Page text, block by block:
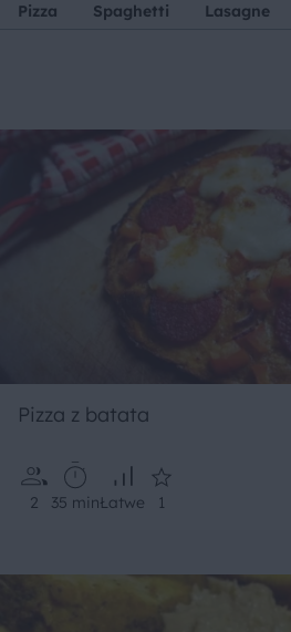
Pizza Spaghetti Lasagne
Pizza z batata
2 35 minŁatwe 1